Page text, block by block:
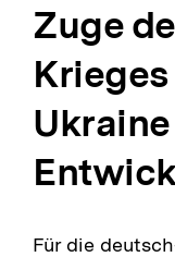
Zuge
Für die